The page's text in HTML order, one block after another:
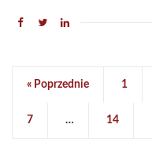
« Poprzednie 1
7 … 14